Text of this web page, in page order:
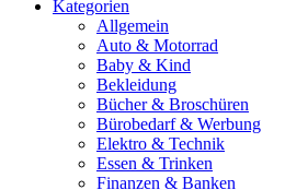
Kategorien
Allgemein
Auto & Motorrad
Baby & Kind
Bekleidung
Bücher & Broschüren
Bürobedarf & Werbung
Elektro & Technik
Essen & Trinken
Finanzen & Banken